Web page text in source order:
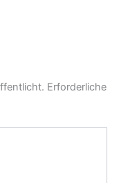
Erforderliche